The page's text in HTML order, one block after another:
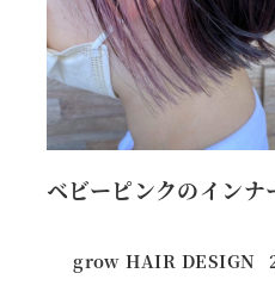
ベビーピンクのインナ
grow HAIR DESIGN